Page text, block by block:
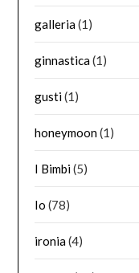
galleria(1)
ginnastica(1)
gusti(1)
honeymoon(1)
I Bimbi(5)
Io (78)
ironia(4)